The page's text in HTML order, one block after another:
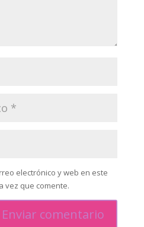
electrónico y web en este
vez que comente.